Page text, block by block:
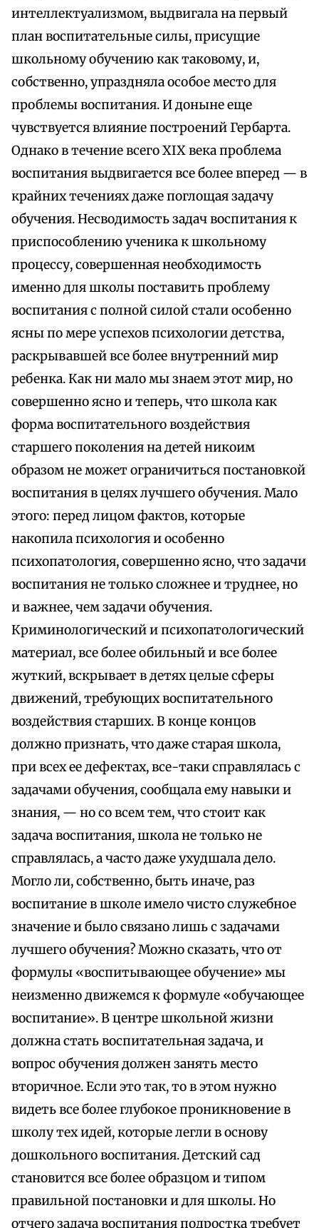
интеллектуализмом, выдвигала на первый
план воспитательные силы, присущие
школьному обучению как таковому, и,
собственно, упраздняла особое место для
проблемы воспитания. И доныне еще
чувствуется влияние построений Гербарта.
Однако в течение всего XIX века проблема
воспитания выдвигается все более вперед — в
крайних течениях даже поглощая задачу
обучения. Несводимость задач воспитания к
приспособлению ученика к школьному
процессу, совершенная необходимость
именно для школы поставить проблему
воспитания с полной силой стали особенно
ясны по мере успехов психологии детства,
раскрывавшей все более внутренний мир
ребенка. Как ни мало мы знаем этот мир, но
совершенно ясно и теперь, что школа как
форма воспитательного воздействия
старшего поколения на детей никоим
образом не может ограничиться постановкой
воспитания в целях лучшего обучения. Мало
этого: перед лицом фактов, которые
накопила психология и особенно
психопатология, совершенно ясно, что задачи
воспитания не только сложнее и труднее, но
и важнее, чем задачи обучения.
Криминологический и психопатологический
материал, все более обильный и все более
жуткий, вскрывает в детях целые сферы
движений, требующих воспитательного
воздействия старших. В конце концов
должно признать, что даже старая школа,
при всех ее дефектах, все-таки справлялась с
задачами обучения, сообщала ему навыки и
знания, — но со всем тем, что стоит как
задача воспитания, школа не только не
справлялась, а часто даже ухудшала дело.
Могло ли, собственно, быть иначе, раз
воспитание в школе имело чисто служебное
значение и было связано лишь с задачами
лучшего обучения? Можно сказать, что от
формулы «воспитывающее обучение» мы
неизменно движемся к формуле «обучающее
воспитание». В центре школьной жизни
должна стать воспитательная задача, и
вопрос обучения должен занять место
вторичное. Если это так, то в этом нужно
видеть все более глубокое проникновение в
школу тех идей, которые легли в основу
дошкольного воспитания. Детский сад
становится все более образцом и типом
правильной постановки и для школы. Но
отчего задача воспитания подростка требует